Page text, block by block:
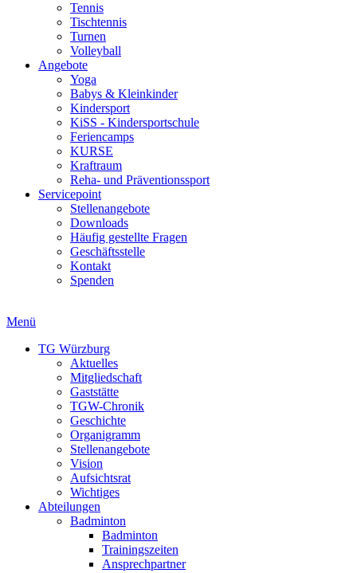
Tennis
Tischtennis
Turnen
Volleyball
Angebote
Yoga
Babys & Kleinkinder
Kindersport
KiSS - Kindersportschule
Feriencamps
KURSE
Kraftraum
Reha- und Präventionssport
Servicepoint
Stellenangebote
Downloads
Häufig gestellte Fragen
Geschäftsstelle
Kontakt
Spenden
Menü
TG Würzburg
Aktuelles
Mitgliedschaft
Gaststätte
TGW-Chronik
Geschichte
Organigramm
Stellenangebote
Vision
Aufsichtsrat
Wichtiges
Abteilungen
Badminton
Badminton
Trainingszeiten
Ansprechpartner